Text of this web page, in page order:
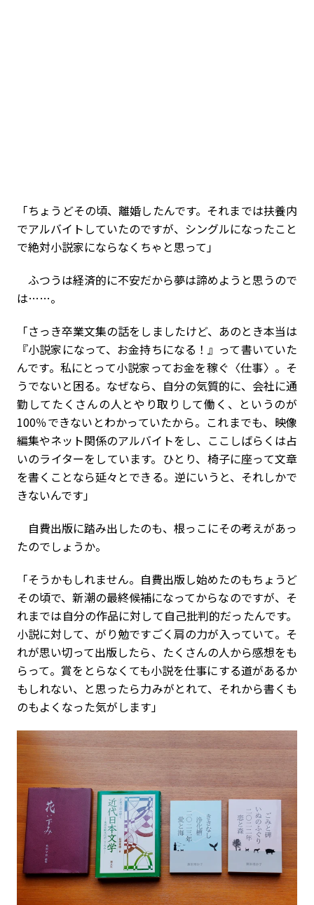
「ちょうどその頃、離婚したんです。それまでは扶養内
でアルバイトしていたのですが、シングルになったこと
で絶対小説家にならなくちゃと思って」
ふつうは経済的に不安だから夢は諦めようと思うので
は……。
「さっき卒業文集の話をしましたけど、あのとき本当は
『小説家になって、お金持ちになる！』って書いていた
んです。私にとって小説家ってお金を稼ぐ〈仕事〉。そ
うでないと困る。なぜなら、自分の気質的に、会社に通
勤してたくさんの人とやり取りして働く、というのが
100％できないとわかっていたから。これまでも、映像
編集やネット関係のアルバイトをし、ここしばらくは占
いのライターをしています。ひとり、椅子に座って文章
を書くことなら延々とできる。逆にいうと、それしかで
きないんです」
自費出版に踏み出したのも、根っこにその考えがあっ
たのでしょうか。
「そうかもしれません。自費出版し始めたのもちょうど
その頃で、新潮の最終候補になってからなのですが、そ
れまでは自分の作品に対して自己批判的だったんです。
小説に対して、がり勉ですごく肩の力が入っていて。そ
れが思い切って出版したら、たくさんの人から感想をも
らって。賞をとらなくても小説を仕事にする道があるか
もしれない、と思ったら力みがとれて、それから書くも
のもよくなった気がします」